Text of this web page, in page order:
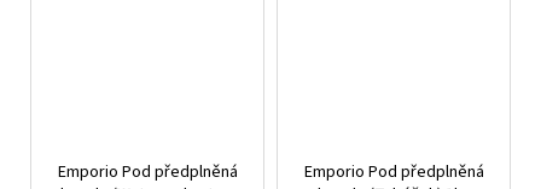
Emporio Pod předplněná
Emporio Pod předplněná